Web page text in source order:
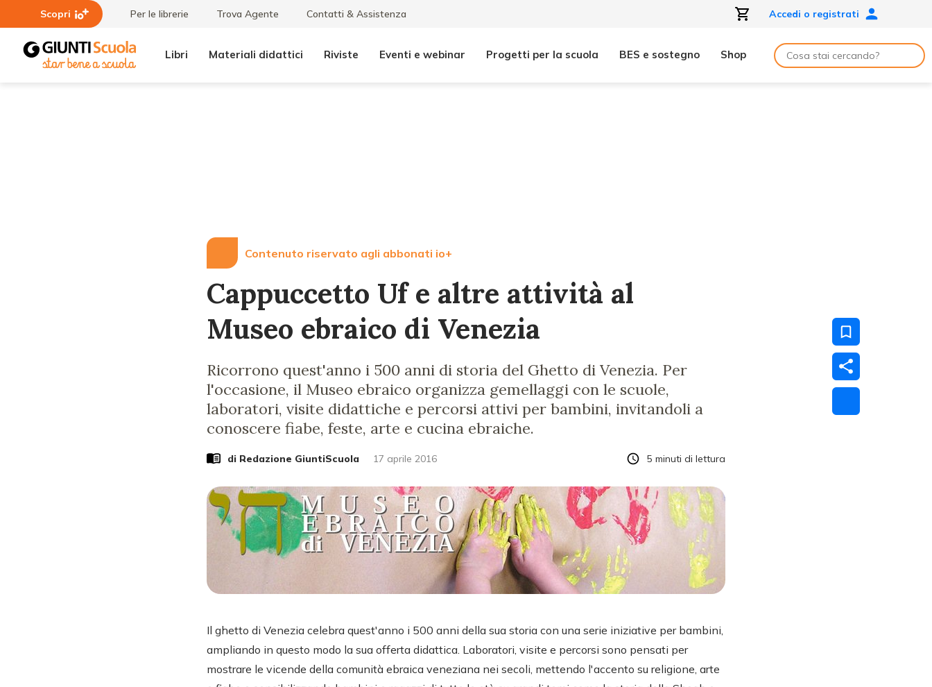
Scopri Per le librerie Trova Agente Contatti & Assistenza Accedi o registrati
Libri Materiali didattici Riviste Eventi e webinar Progetti per la scuola BES e sostegno Shop
Contenuto riservato agli abbonati io+
Cappuccetto Uf e altre attività al
Museo ebraico di Venezia
Ricorrono quest'anno i 500 anni di storia del Ghetto di Venezia. Per
l'occasione, il Museo ebraico organizza gemellaggi con le scuole,
laboratori, visite didattiche e percorsi attivi per bambini, invitandoli a
conoscere fiabe, feste, arte e cucina ebraiche.
di Redazione GiuntiScuola 17 aprile 2016 5 minuti di lettura
Il ghetto di Venezia celebra quest'anno i 500 anni della sua storia con una serie iniziative per bambini,
ampliando in questo modo la sua offerta didattica. Laboratori, visite e percorsi sono pensati per
mostrare le vicende della comunità ebraica veneziana nei secoli, mettendo l'accento su religione, arte